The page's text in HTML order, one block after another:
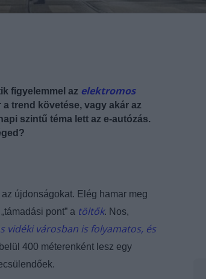
figyelemmel az elektromos
trend követése, vagy akár az
szintű téma lett az e-autózás.
újdonságokat. Elég hamar meg
pont” a töltők. Nos,
vidéki városban is folyamatos, és
400 méterenként lesz egy